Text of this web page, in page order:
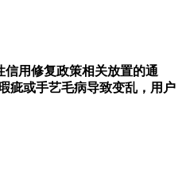
用修复政策相关放置的通
疵或手艺毛病导致变乱，用户